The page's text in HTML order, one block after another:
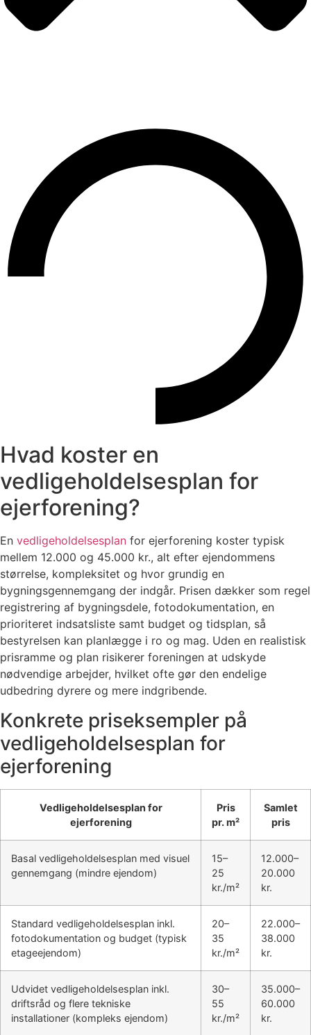
Hvad koster en
vedligeholdelsesplan for
ejerforening?
En vedligeholdelsesplan for ejerforening koster typisk
mellem 12.000 og 45.000 kr., alt efter ejendommens
størrelse, kompleksitet og hvor grundig en
bygningsgennemgang der indgår. Prisen dækker som regel
registrering af bygningsdele, fotodokumentation, en
prioriteret indsatsliste samt budget og tidsplan, så
bestyrelsen kan planlægge i ro og mag. Uden en realistisk
prisramme og plan risikerer foreningen at udskyde
nødvendige arbejder, hvilket ofte gør den endelige
udbedring dyrere og mere indgribende.
Konkrete priseksempler på
vedligeholdelsesplan for
ejerforening
Vedligeholdelsesplan for
ejerforening
Pris
pr. m²
Samlet
pris
Basal vedligeholdelsesplan med visuel
gennemgang (mindre ejendom)
15–
25
kr./m²
12.000–
20.000
kr.
Standard vedligeholdelsesplan inkl.
fotodokumentation og budget (typisk
etageejendom)
20–
35
kr./m²
22.000–
38.000
kr.
Udvidet vedligeholdelsesplan inkl.
driftsråd og flere tekniske
installationer (kompleks ejendom)
30–
55
kr./m²
35.000–
60.000
kr.